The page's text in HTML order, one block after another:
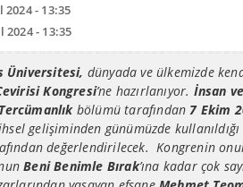
2024 - 13:35
2024 - 13:35
Üniversitesi, dünyada ve ülkemizde
Kongresi’ne hazırlanıyor. İnsan
bölümü tarafından 7 Ekim
gelişiminden günümüzde
değerlendirilecek. Kongrenin
Beni Benimle Bırak’ına kadar çok